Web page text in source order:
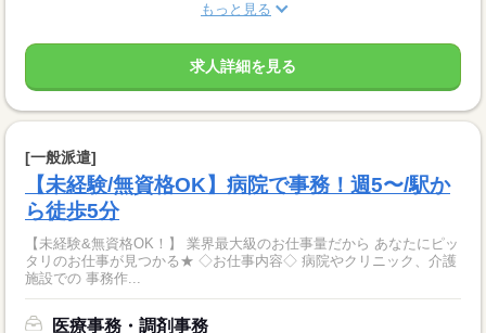
もっと見る
求人詳細を見る
[一般派遣]
【未経験/無資格OK】病院で事務！週5〜/駅か
ら徒歩5分
【未経験&無資格OK！】 業界最大級のお仕事量だから あなたにピッ
タリのお仕事が見つかる★ ◇お仕事内容◇ 病院やクリニック、介護
施設での 事務作...
医療事務・調剤事務